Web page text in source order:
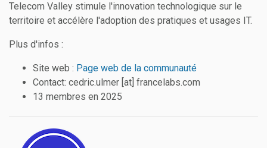
Telecom Valley stimule l'innovation technologique sur le
territoire et accélère l'adoption des pratiques et usages IT.
Plus d'infos :
Site web : Page web de la communauté
Contact: cedric.ulmer [at] francelabs.com
13 membres en 2025